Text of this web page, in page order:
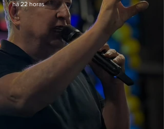
há 22 horas